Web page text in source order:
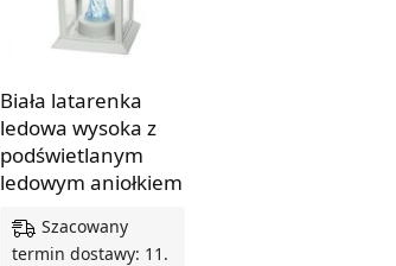
Biała latarenka
ledowa wysoka z
podświetlanym
ledowym aniołkiem
Szacowany
termin dostawy: 11.